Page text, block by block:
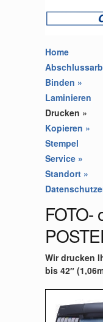
Home
Binden »
Laminieren
Drucken »
Kopieren »
Stempel
Service »
Standort »
FOTO-
Wir drucken
bis 42″